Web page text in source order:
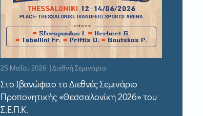
25 Μαΐου 2026 | Διεθνή Σεμινάρια
Στο Ιβανώφειο το Διεθνές Σεμινάριο
Προπονητικής «Θεσσαλονίκη 2026» του
Σ.Ε.Π.Κ.